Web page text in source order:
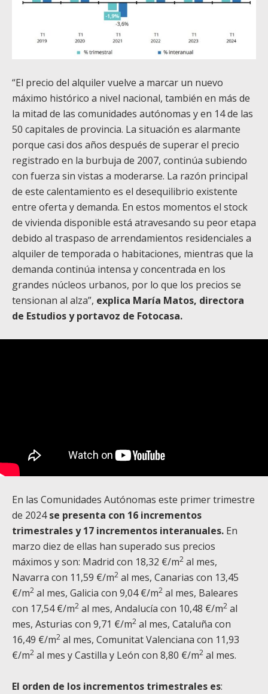
“El precio del alquiler vuelve a marcar un nuevo
máximo histórico a nivel nacional, también en más de
la mitad de las comunidades autónomas y en 14 de las
50 capitales de provincia. La situación es alarmante
porque casi dos años después de superar el precio
registrado en la burbuja de 2007, continúa subiendo
con fuerza sin vistas a moderarse. La razón principal
de este calentamiento es el desequilibrio existente
entre oferta y demanda. En estos momentos el stock
de vivienda disponible está atravesando su peor etapa
debido al traspaso de arrendamientos residenciales a
alquiler de temporada o habitaciones, mientras que la
demanda continúa intensa y concentrada en los
grandes núcleos urbanos, por lo que los precios se
tensionan al alza”, explica María Matos, directora
de Estudios y portavoz de Fotocasa.
En las Comunidades Autónomas este primer trimestre
de 2024se presenta con 16 incrementos
trimestrales y 17 incrementos interanuales. En
marzo diez de ellas han superado sus precios
máximos y son: Madrid con 18,32 €/m2 al mes,
Navarra con 11,59 €/m2 al mes, Canarias con 13,45
€/m2 al mes, Galicia con 9,04 €/m2 al mes, Baleares
con 17,54 €/m2 al mes, Andalucía con 10,48 €/m2 al
mes, Asturias con 9,71 €/m2 al mes, Cataluña con
16,49 €/m2 al mes, Comunitat Valenciana con 11,93
€/m2 al mes y Castilla y León con 8,80 €/m2 al mes.
El orden de los incrementos trimestrales es: